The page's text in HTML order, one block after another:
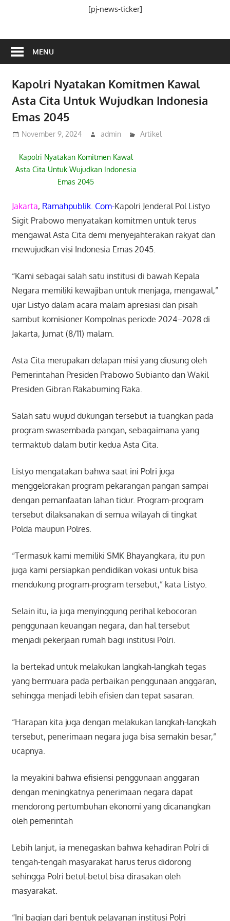
[pj-news-ticker]
MENU
Kapolri Nyatakan Komitmen Kawal
Asta Cita Untuk Wujudkan Indonesia
Emas 2045
November 9, 2024 admin Artikel
Kapolri Nyatakan Komitmen Kawal
Asta Cita Untuk Wujudkan Indonesia
Emas 2045
Jakarta, Ramahpublik. Com-Kapolri Jenderal Pol Listyo
Sigit Prabowo menyatakan komitmen untuk terus
mengawal Asta Cita demi menyejahterakan rakyat dan
mewujudkan visi Indonesia Emas 2045.
“Kami sebagai salah satu institusi di bawah Kepala
Negara memiliki kewajiban untuk menjaga, mengawal,”
ujar Listyo dalam acara malam apresiasi dan pisah
sambut komisioner Kompolnas periode 2024–2028 di
Jakarta, Jumat (8/11) malam.
Asta Cita merupakan delapan misi yang diusung oleh
Pemerintahan Presiden Prabowo Subianto dan Wakil
Presiden Gibran Rakabuming Raka.
Salah satu wujud dukungan tersebut ia tuangkan pada
program swasembada pangan, sebagaimana yang
termaktub dalam butir kedua Asta Cita.
Listyo mengatakan bahwa saat ini Polri juga
menggelorakan program pekarangan pangan sampai
dengan pemanfaatan lahan tidur. Program-program
tersebut dilaksanakan di semua wilayah di tingkat
Polda maupun Polres.
“Termasuk kami memiliki SMK Bhayangkara, itu pun
juga kami persiapkan pendidikan vokasi untuk bisa
mendukung program-program tersebut,” kata Listyo.
Selain itu, ia juga menyinggung perihal kebocoran
penggunaan keuangan negara, dan hal tersebut
menjadi pekerjaan rumah bagi institusi Polri.
Ia bertekad untuk melakukan langkah-langkah tegas
yang bermuara pada perbaikan penggunaan anggaran,
sehingga menjadi lebih efisien dan tepat sasaran.
“Harapan kita juga dengan melakukan langkah-langkah
tersebut, penerimaan negara juga bisa semakin besar,”
ucapnya.
Ia meyakini bahwa efisiensi penggunaan anggaran
dengan meningkatnya penerimaan negara dapat
mendorong pertumbuhan ekonomi yang dicanangkan
oleh pemerintah
Lebih lanjut, ia menegaskan bahwa kehadiran Polri di
tengah-tengah masyarakat harus terus didorong
sehingga Polri betul-betul bisa dirasakan oleh
masyarakat.
“Ini bagian dari bentuk pelayanan institusi Polri